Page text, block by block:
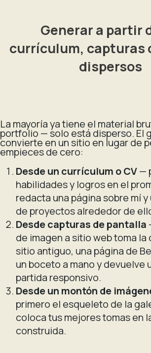
Generar a partir
currículum, capturas
dispersos
La mayoría ya tiene el material
portfolio — solo está disperso. El
convierte en un sitio en lugar de
empieces de cero:
Desde un currículum o CV—
habilidades y logros en el
redacta una página sobre mí
de proyectos alrededor de
Desde capturas de pantalla
de imagen a sitio web toma la
sitio antiguo, una página de
un boceto a mano y devuelve
partida responsivo.
Desde un montón de
primero el esqueleto de la
coloca tus mejores tomas en
construida.